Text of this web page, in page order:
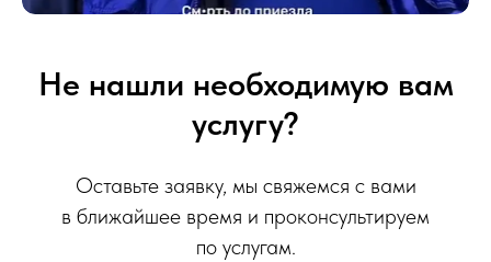
Не нашли необходимую вам
услугу?
Оставьте заявку, мы свяжемся с вами
в ближайшее время и проконсультируем
по услугам.